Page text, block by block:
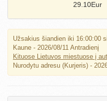
29.10Eur
Užsakius šiandien iki 16:00:00
Kaune - 2026/08/11 Antradienį
Kituose Lietuvos miestuose į
Nurodytu adresu (Kurjeris) -